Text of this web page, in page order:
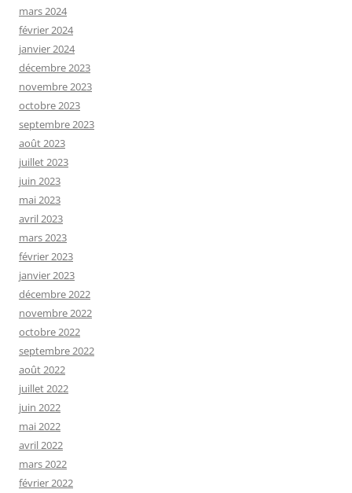
mars 2024
février 2024
janvier 2024
décembre 2023
novembre 2023
octobre 2023
septembre 2023
août 2023
juillet 2023
juin 2023
mai 2023
avril 2023
mars 2023
février 2023
janvier 2023
décembre 2022
novembre 2022
octobre 2022
septembre 2022
août 2022
juillet 2022
juin 2022
mai 2022
avril 2022
mars 2022
février 2022